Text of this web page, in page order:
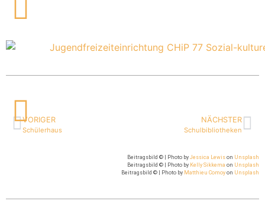
VORIGER
Schülerhaus
NÄCHSTER
Schulbibliotheken
Beitragsbild © | Photo by Jessica Lewis on Unsplash
Beitragsbild © | Photo by Kelly Sikkema on Unsplash
Beitragsbild © | Photo by Matthieu Comoy on Unsplash